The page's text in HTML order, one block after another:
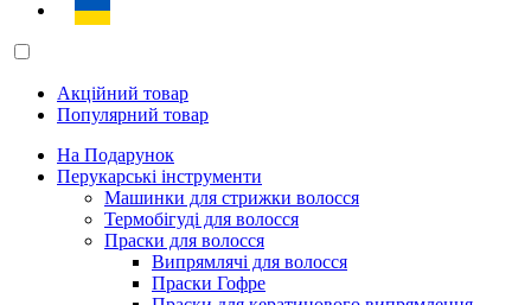
Акційний товар
Популярний товар
На Подарунок
Перукарські інструменти
Машинки для стрижки волосся
Термобігуді для волосся
Праски для волосся
Випрямлячі для волосся
Праски Гофре